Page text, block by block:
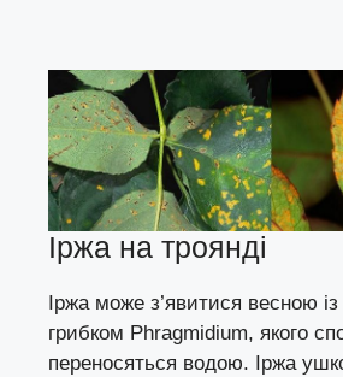
Іржа на троянді
Іржа може з’явитися весною
грибком Phragmidium, якого
переносяться водою. Іржа